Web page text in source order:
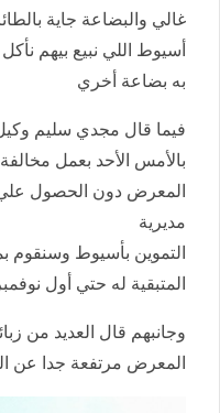
غالي والبضاعة جاية
أسيوط اللي نبيع بيهم
به بضاعة أخري
فيما قال مجدي سليم
بالأمس الأحد بعمل
المعرض دون الحصول علي
مديرية
التموين بأسيوط وسنقوم
المتبقية له حتي أول نوفمبر
وجانبهم قال العديد من
المعرض مرتفعة جدا عن